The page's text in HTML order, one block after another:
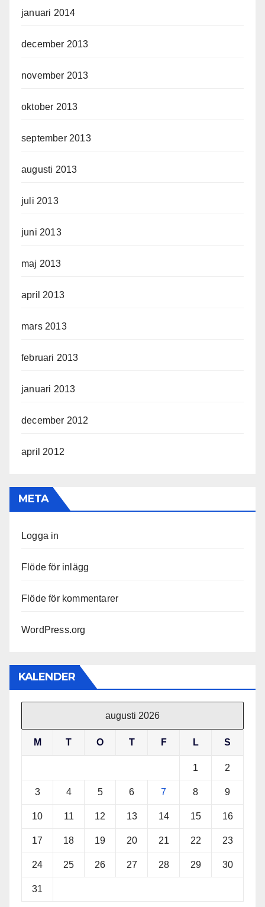
januari 2014
december 2013
november 2013
oktober 2013
september 2013
augusti 2013
juli 2013
juni 2013
maj 2013
april 2013
mars 2013
februari 2013
januari 2013
december 2012
april 2012
META
Logga in
Flöde för inlägg
Flöde för kommentarer
WordPress.org
KALENDER
augusti 2026
M T O T F L S
1 2
3 4 5 6 7 8 9
10 11 12 13 14 15 16
17 18 19 20 21 22 23
24 25 26 27 28 29 30
31